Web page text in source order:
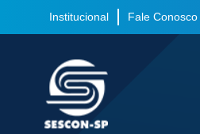
Institucional Fale Conosco